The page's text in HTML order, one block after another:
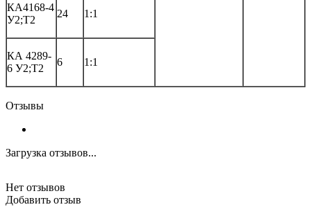
КА4168-4
У2;Т2
24 1:1
КА 4289-
6 У2;Т2
6 1:1
Отзывы
Загрузка отзывов...
Нет отзывов
Добавить отзыв